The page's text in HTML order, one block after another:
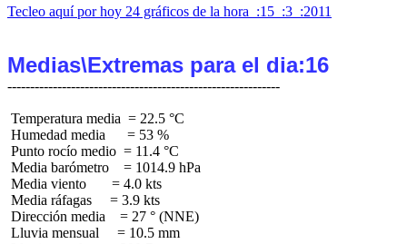
Tecleo aquí por hoy 24 gráficos de la hora  :15  :3  :2011
Medias\Extremas para el dia:16
Temperatura media  = 22.5 °C
Humedad media      = 53 %
Punto rocío medio  = 11.4 °C
Media barómetro    = 1014.9 hPa
Media viento       = 4.0 kts
Media ráfagas     = 3.9 kts
Dirección media    = 27 ° (NNE)
Lluvia mensual     = 10.5 mm